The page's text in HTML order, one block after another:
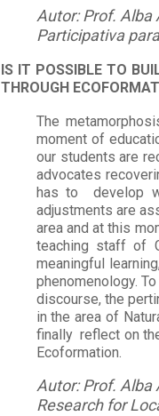
Autor: Prof. Alba
Participativa
IS IT POSSIBLE TO
THROUGH
The
moment of
our students are
advocates
has to develop
adjustments are
area and at this
teaching staff of
meaningful
phenomenology.
discourse, the
in the area of
finally reflect on
Ecoformation.
Autor: Prof. Alba
Research for